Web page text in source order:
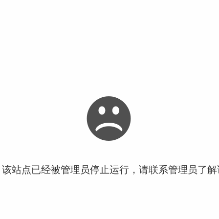
站点已经被管理员停止运行，请联系管理员了